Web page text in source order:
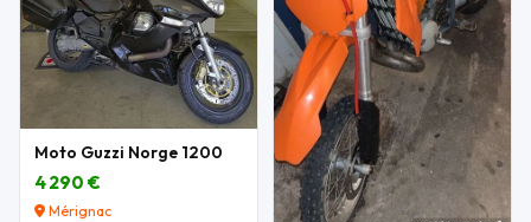
Moto Guzzi Norge 1200
4 290 €
Mérignac